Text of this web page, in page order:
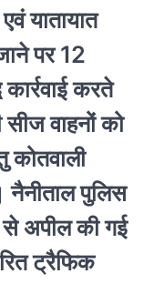
यातायात
पर 12
कार्रवाई करते
वाहनों को
कोतवाली
नैनीताल पुलिस
से अपील की गई
ट्रैफिक